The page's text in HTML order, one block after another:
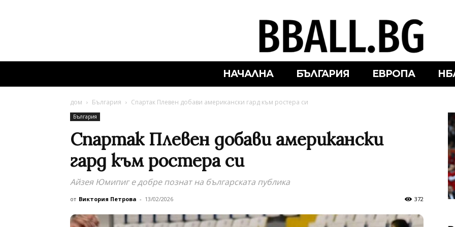
НАЧАЛНА БЪЛГАРИЯ ЕВРОПА
дом България Спартак Плевен добави американски гард към ростера си
България
Спартак Плевен добави американски
гард към ростера си
Айзея Юмипиг е добре познат на българската публика
от Виктория Петрова - 13/02/2026 372